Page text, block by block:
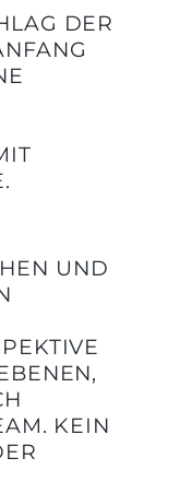
DER
UND
KEIN